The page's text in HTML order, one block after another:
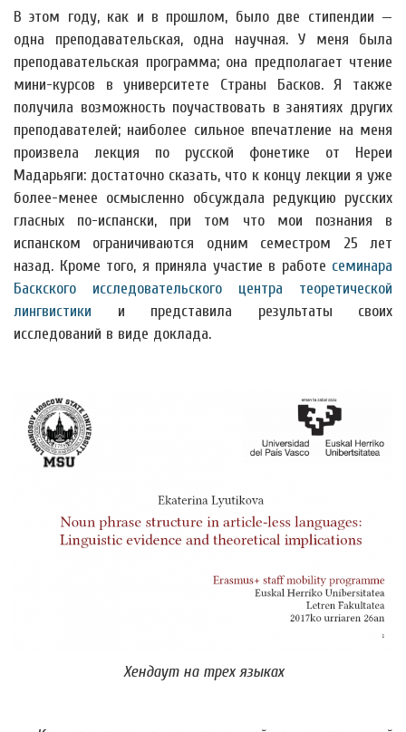
В этом году, как и в прошлом, было две стипендии —
одна преподавательская, одна научная. У меня была
преподавательская программа; она предполагает чтение
мини-курсов в университете Страны Басков. Я также
получила возможность поучаствовать в занятиях других
преподавателей; наиболее сильное впечатление на меня
произвела лекция по русской фонетике от Нереи
Мадарьяги: достаточно сказать, что к концу лекции я уже
более-менее осмысленно обсуждала редукцию русских
гласных по-испански, при том что мои познания в
испанском ограничиваются одним семестром 25 лет
назад. Кроме того, я приняла участие в работе семинара
Баскского исследовательского центра теоретической
лингвистики и представила результаты своих
исследований в виде доклада.
Хендаут на трех языках